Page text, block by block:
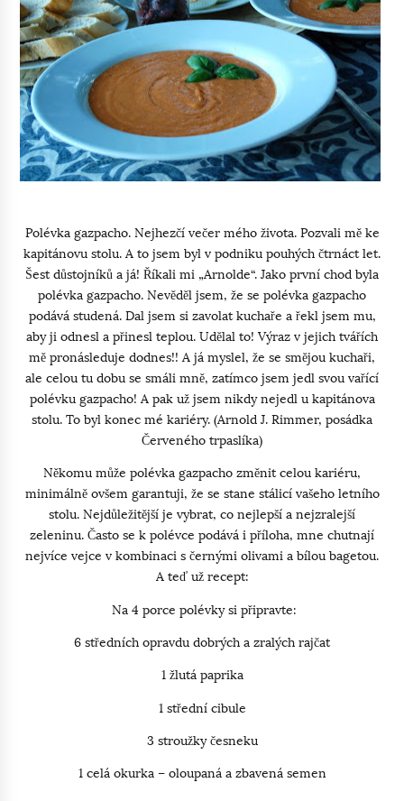
Polévka gazpacho. Nejhezčí večer mého života. Pozvali mě ke
kapitánovu stolu. A to jsem byl v podniku pouhých čtrnáct let.
Šest důstojníků a já! Říkali mi „Arnolde“. Jako první chod byla
polévka gazpacho. Nevěděl jsem, že se polévka gazpacho
podává studená. Dal jsem si zavolat kuchaře a řekl jsem mu,
aby ji odnesl a přinesl teplou. Udělal to! Výraz v jejich tvářích
mě pronásleduje dodnes!! A já myslel, že se smějou kuchaři,
ale celou tu dobu se smáli mně, zatímco jsem jedl svou vařící
polévku gazpacho! A pak už jsem nikdy nejedl u kapitánova
stolu. To byl konec mé kariéry. (Arnold J. Rimmer, posádka
Červeného trpaslíka)
Někomu může polévka gazpacho změnit celou kariéru,
minimálně ovšem garantuji, že se stane stálicí vašeho letního
stolu. Nejdůležitější je vybrat, co nejlepší a nejzralejší
zeleninu. Často se k polévce podává i příloha, mne chutnají
nejvíce vejce v kombinaci s černými olivami a bílou bagetou.
A teď už recept:
Na 4 porce polévky si připravte:
6 středních opravdu dobrých a zralých rajčat
1 žlutá paprika
1 střední cibule
3 stroužky česneku
1 celá okurka – oloupaná a zbavená semen